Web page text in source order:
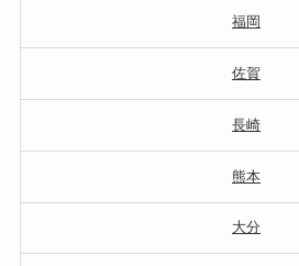
福岡
佐賀
長崎
熊本
大分